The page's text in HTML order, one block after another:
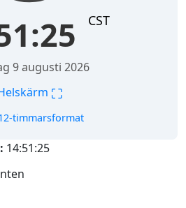
CST
9 augusti 2026
⛶
timmarsformat
14:51:26